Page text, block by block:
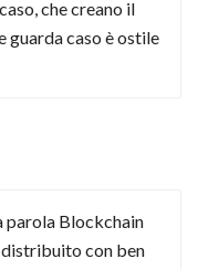
che creano il
guarda caso è ostile
parola Blockchain
distribuito con ben